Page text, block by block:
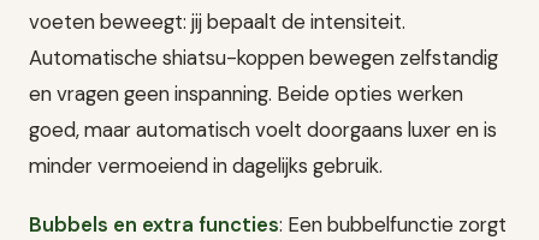
voeten beweegt: jij bepaalt de intensiteit.
Automatische shiatsu-koppen bewegen zelfstandig
en vragen geen inspanning. Beide opties werken
goed, maar automatisch voelt doorgaans luxer en is
minder vermoeiend in dagelijks gebruik.
Bubbels en extra functies: Een bubbelfunctie zorgt